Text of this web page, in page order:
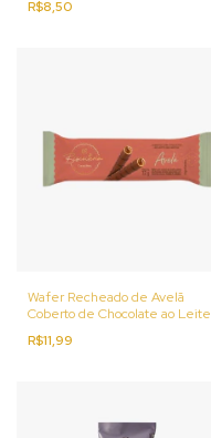
R$8,50
Wafer Recheado de Avelã
Coberto de Chocolate ao Leite
R$11,99